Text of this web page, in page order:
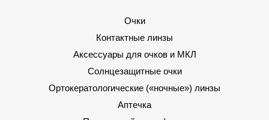
Очки
Контактные линзы
Аксессуары для очков и МКЛ
Солнцезащитные очки
Ортокератологические («ночные») линзы
Аптечка